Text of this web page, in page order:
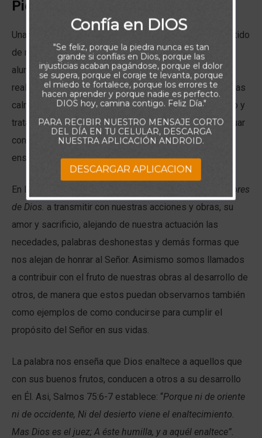
Piensa:
Una de las formas mas poderosas de transmitir el sentido
de nuestras acciones, es a través del ejemplo. Los
alumnos entienden mejor, si se les indica como en la
realidad se realiza un trabajo; los niños tienden a ser mas
calmos y tranquilos, si observan a sus padres actuando y
tratando a otros con la misma calma y tranquilidad. Actuar
con el ejemplo, es una maravillosa herramienta para
enseñar, que muchas veces pasamos por alto.
En las escrituras de hoy, somos llamados a ser
imitadores
de Dios. a transmitir con nuestras acciones y obras, su
amor y sacrificio, alejando de nuestra actuación las
necedades, palabras deshonestas y demás formas que
nos alejan de honrar al Señor. Asimismo somos llamados
a contribuir con el fruto de nuestras obras al desarrollo de
otros, de manera que estos puedan observarnos también
como ejemplos de como conducirse para cumplir el
propósito del Señor en sus vidas.
La palabra nos enseña que Dios enaltece a aquellos que
con sus buenos frutos, conducen a otros a su desarrollo
en Él. Asi, Salmos 75:6-7 establece: “Porque ni de oriente
ni de occidente, Ni del desierto viene el enaltecimiento.
Mas Dios es el juez; A éste humilla, y a aquél enaltece”.
Confía en DIOS
"Se feliz, porque la piedra nunca es tan
grande si confías en Dios, porque las
injusticias acaban pagándose, porque el dolor
se supera, porque el coraje te levanta, porque
el miedo te fortalece, porque los errores te
hacen aprender y porque nadie es perfecto.
DIOS hoy, camina contigo. Feliz Día."
PARA RECIBIR NUESTRO MENSAJE CORTO
DEL DÍA EN TU CELULAR, DESCARGA
NUESTRA APLICACIÓN ANDROID.
DESCARGAR APLICACION